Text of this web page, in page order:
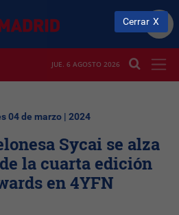
JUE. 6 AGOSTO 2026
04 de marzo | 2024
Sycai se alza
la cuarta edición
en 4YFN
Cerrar